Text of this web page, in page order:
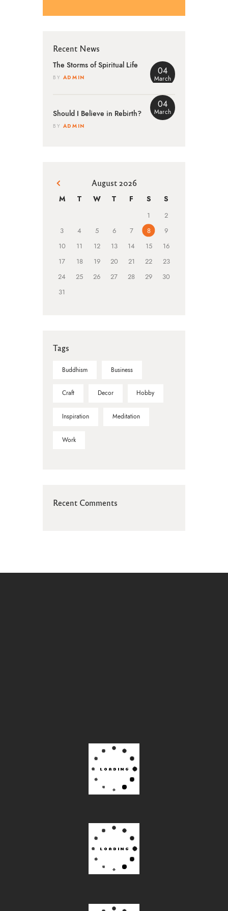
Recent News
04
March
The Storms of Spiritual Life
BY ADMIN
04
March
Should I Believe in Rebirth?
BY ADMIN
August 2026
M T W T F S S
1
2
3
4 5 6 7 8
9
10
11 12 13 14 15
16
17
18 19 20 21 22
23
24
25 26 27 28 29
30
31
« Mar
Tags
Buddhism Business
Craft Decor Hobby
Inspiration Meditation
Work
Recent Comments